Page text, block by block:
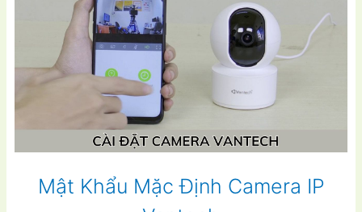
Mật Khẩu Mặc Định Camera IP